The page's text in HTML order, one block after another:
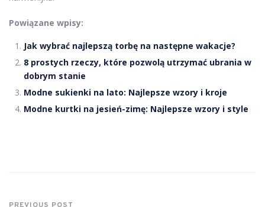
Powiązane wpisy:
Jak wybrać najlepszą torbę na następne wakacje?
8 prostych rzeczy, które pozwolą utrzymać ubrania w
dobrym stanie
Modne sukienki na lato: Najlepsze wzory i kroje
Modne kurtki na jesień-zimę: Najlepsze wzory i style